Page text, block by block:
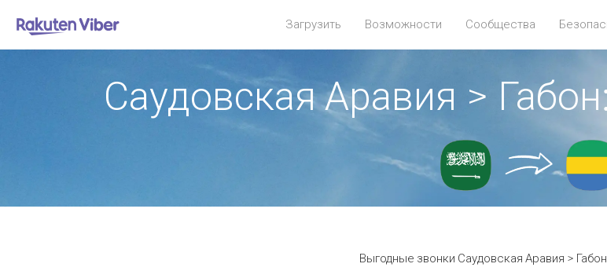
Загрузить Возможности Сообщества
Саудовская Аравия >
Выгодные звонки Саудовская Аравия >